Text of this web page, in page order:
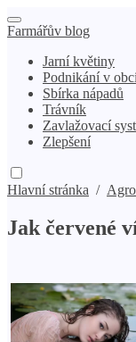
Farmářův blog
Jarní květiny
Podnikání v obci
Sbírka nápadů
Trávník
Zavlažovací
Zlepšení
Hlavní stránka /
Jak červené